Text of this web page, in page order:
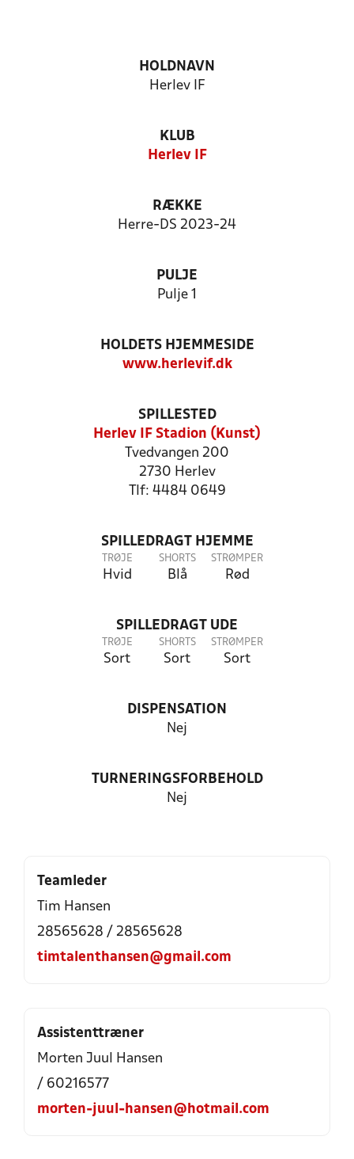
HOLDNAVN
Herlev IF
KLUB
Herlev IF
RÆKKE
Herre-DS 2023-24
PULJE
Pulje 1
HOLDETS HJEMMESIDE
www.herlevif.dk
SPILLESTED
Herlev IF Stadion (Kunst)
Tvedvangen 200
2730 Herlev
Tlf: 4484 0649
SPILLEDRAGT HJEMME
TRØJE
Hvid
SHORTS
Blå
STRØMPER
Rød
SPILLEDRAGT UDE
TRØJE
Sort
SHORTS
Sort
STRØMPER
Sort
DISPENSATION
Nej
TURNERINGSFORBEHOLD
Nej
Teamleder
Tim Hansen
28565628 / 28565628
timtalenthansen@gmail.com
Assistenttræner
Morten Juul Hansen
/ 60216577
morten-juul-hansen@hotmail.com